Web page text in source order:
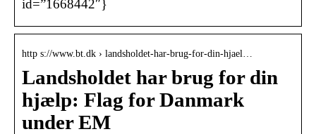
id=”1668442″}
http s://www.bt.dk › landsholdet-har-brug-for-din-hjael…
Landsholdet har brug for din
hjælp: Flag for Danmark
under EM